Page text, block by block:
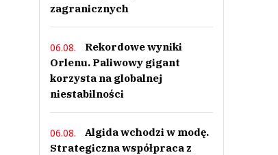
zagranicznych
06.08.
Rekordowe wyniki
Orlenu. Paliwowy gigant
korzysta na globalnej
niestabilności
06.08.
Algida wchodzi w modę.
Strategiczna współpraca z